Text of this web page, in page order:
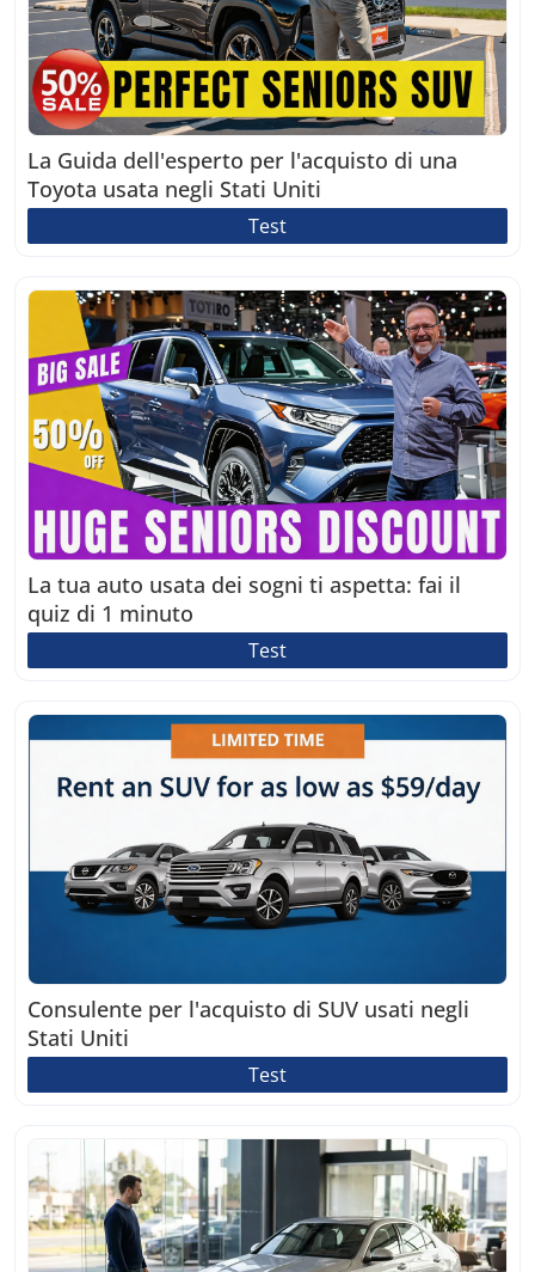
La Guida dell'esperto per l'acquisto di una
Toyota usata negli Stati Uniti
Test
La tua auto usata dei sogni ti aspetta: fai il
quiz di 1 minuto
Test
Consulente per l'acquisto di SUV usati negli
Stati Uniti
Test